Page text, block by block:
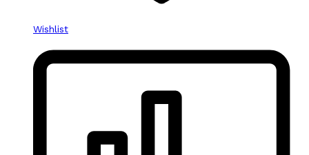
Wishlist